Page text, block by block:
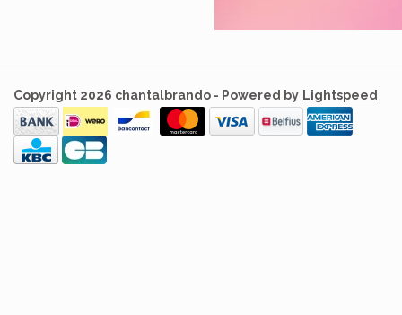
Copyright 2026 chantalbrando - Powered by Lightspeed